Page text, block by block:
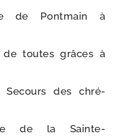
de Pontmain à
de toutes grâces à
Secours des chré­
de la Sainte-​